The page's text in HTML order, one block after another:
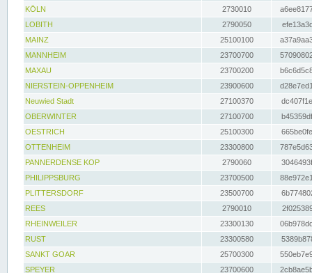
KÖLN
2730010
LOBITH
2790050
MAINZ
25100100
MANNHEIM
23700700
MAXAU
23700200
NIERSTEIN-OPPENHEIM
23900600
Neuwied Stadt
27100370
OBERWINTER
27100700
OESTRICH
25100300
OTTENHEIM
23300800
PANNERDENSE KOP
2790060
PHILIPPSBURG
23700500
PLITTERSDORF
23500700
REES
2790010
RHEINWEILER
23300130
RUST
23300580
SANKT GOAR
25700300
SPEYER
23700600